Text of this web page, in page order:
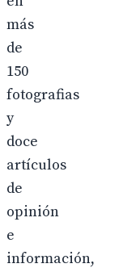
más
de
150
fotografias
y
doce
artículos
de
opinión
e
información,